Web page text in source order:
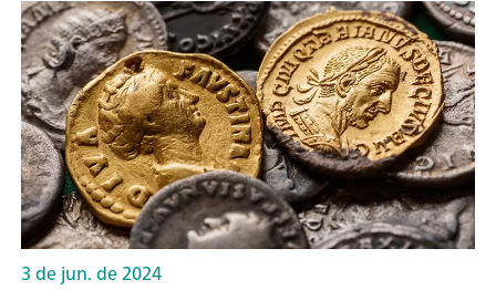
3 de jun. de 2024